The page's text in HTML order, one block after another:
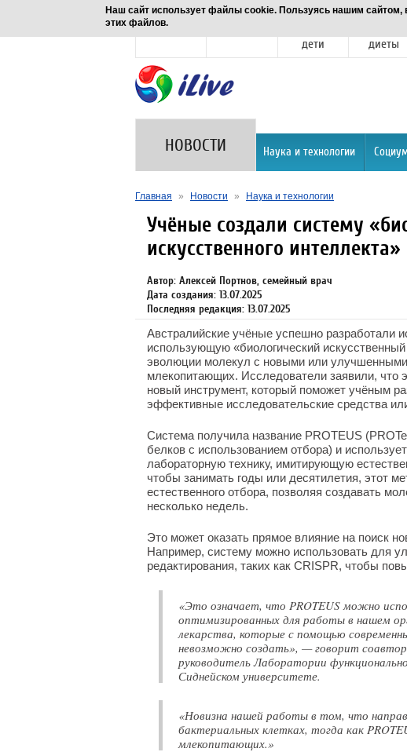
Наш сайт использует файлы cookie. Пользуясь нашим
этих файлов.Новости
дети
диеты
НОВОСТИ Наука и технологии
Главная » Новости » Наука и технологии
Учёные создали систему
искусственного интеллекта»
Автор: Алексей Портнов, семейный врач
Дата создания: 13.07.2025
Последняя редакция: 13.07.2025
Австралийские учёные успешно разработали
использующую «биологический
эволюции молекул с новыми или
млекопитающих. Исследователи заявили, что
новый инструмент, который поможет учёным
эффективные исследовательские средства
Система получила название PROTEUS
белков с использованием отбора) и
лабораторную технику, имитирующую
чтобы занимать годы или десятилетия, этот
естественного отбора, позволяя создавать
несколько недель.
Это может оказать прямое влияние на поиск
Например, систему можно использовать для
редактирования, таких как CRISPR, чтобы
«Это означает, что PROTEUS можно
оптимизированных для работы в нашем
лекарства, которые с помощью
невозможно создать», — говорит
руководитель Лаборатории
Сиднейском университете.
«Новизна нашей работы в том, что
бактериальных клетках, тогда как
млекопитающих.»